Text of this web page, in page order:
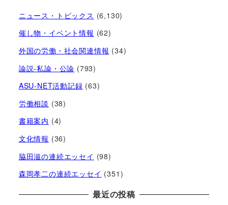
ニュース・トピックス (6,130)
催し物・イベント情報 (62)
外国の労働・社会関連情報 (34)
論説-私論・公論 (793)
ASU-NET活動記録 (63)
労働相談 (38)
書籍案内 (4)
文化情報 (36)
脇田滋の連続エッセイ (98)
森岡孝二の連続エッセイ (351)
最近の投稿